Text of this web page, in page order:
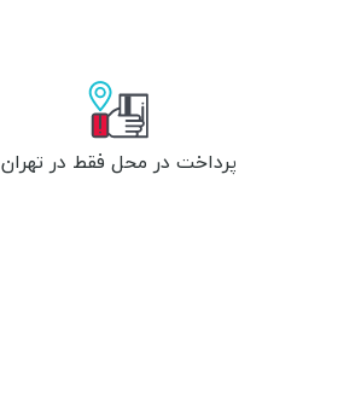
پرداخت در محل فقط در تهران